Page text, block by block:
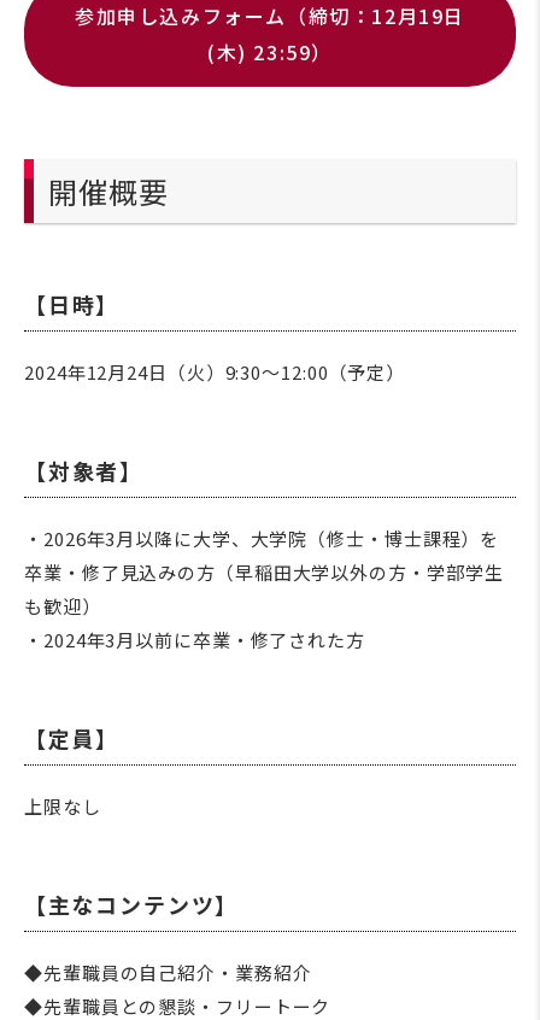
参加申し込みフォーム（締切：12月19日
(木) 23:59）
開催概要
【日時】
2024年12月24日（火）9:30～12:00（予定）
【対象者】
・2026年3月以降に大学、大学院（修士・博士課程）を
卒業・修了見込みの方（早稲田大学以外の方・学部学生
も歓迎）
・2024年3月以前に卒業・修了された方
【定員】
上限なし
【主なコンテンツ】
◆先輩職員の自己紹介・業務紹介
◆先輩職員との懇談・フリートーク